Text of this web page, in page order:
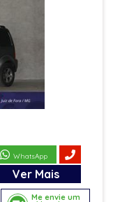
Me envie um
WhatsApp
Ver Mais